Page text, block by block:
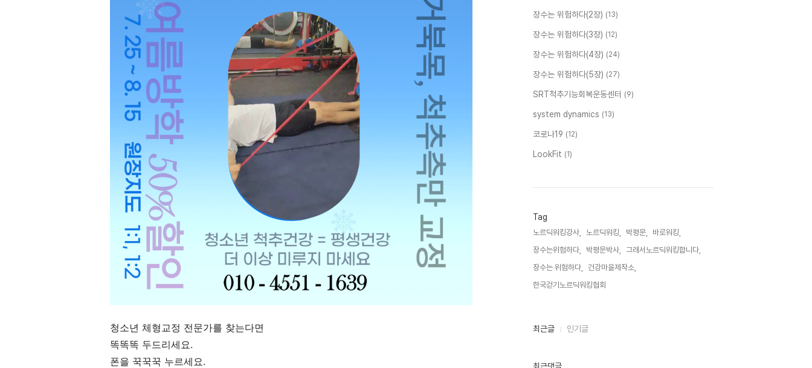
청소년 체형교정 전문가를 찾는다면
똑똑똑 두드리세요.
폰을 꾹꾹꾹 누르세요.
장수는 위험하다(2장) (13)
장수는 위험하다(3장) (12)
장수는 위험하다(4장) (24)
장수는 위험하다(5장) (27)
SRT척추기능회복운동센터 (9)
system dynamics (13)
코로나19 (12)
LookFit (1)
Tag
노르딕워킹강사, 노르딕워킹, 박평문,
바로워킹,
장수는위험하다,
박평문박사,
그래서노르딕워킹합니다,
장수는 위험하다,
건강마을제작소,
한국걷기노르딕워킹협회,
최
인
최근글 인기글